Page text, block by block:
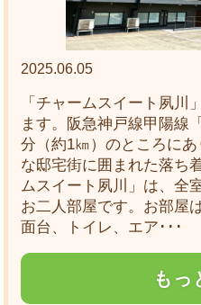
2025.06.05
「チャームスイート夙川
ます。阪急神戸線甲陽線
分（約1㎞）のところに
な邸宅街に囲まれた落ち
ムスイート夙川」は、全
お二人部屋です。お部屋
面台、トイレ、エア･･･
もっ